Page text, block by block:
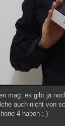
mag: es gibt ja
auch nicht von
4 haben ;-)